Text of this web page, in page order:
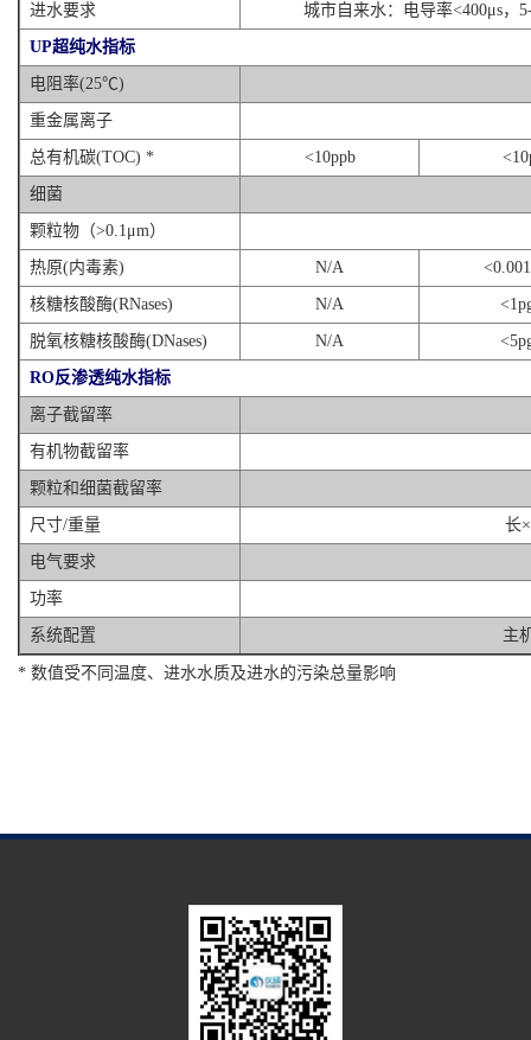
进水要求 城市自来水：电导率<400μs，
UP超纯水指标
电阻率(25℃)
重金属离子
总有机碳(TOC) * <10ppb
细菌
颗粒物（>0.1μm）
热原(内毒素) N/A
核糖核酸酶(RNases) N/A
脱氧核糖核酸酶(DNases) N/A
RO反渗透纯水指标
离子截留率
有机物截留率
颗粒和细菌截留率
尺寸/重量 长
电气要求
功率
系统配置 主
* 数值受不同温度、进水水质及进水的污染总量影响